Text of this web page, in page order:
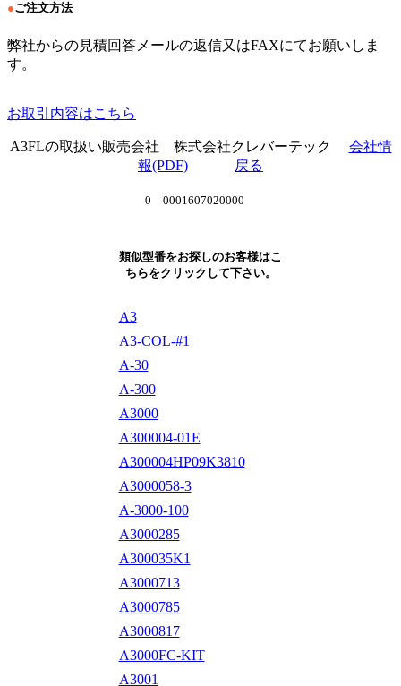
●ご注文方法
弊社からの見積回答メールの返信又はFAXにてお願いしま
す。
お取引内容はこちら
A3FLの取扱い販売会社 株式会社クレバーテック 会社情
報(PDF)
戻る
0 0001607020000
類似型番をお探しのお客様はこ
ちらをクリックして下さい。
A3
A3-COL-#1
A-30
A-300
A3000
A300004-01E
A300004HP09K3810
A3000058-3
A-3000-100
A3000285
A300035K1
A3000713
A3000785
A3000817
A3000FC-KIT
A3001